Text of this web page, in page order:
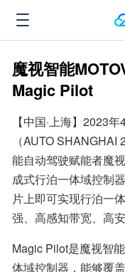
魔视智能
Magic Pilot
【中国·上海】2023
（AUTO
能自动驾驶赋能者魔
成式行泊一体域控制
片上即可实现行泊一
强、高感知带宽、高
Magic Pilot是魔视智
体域控制器，能够覆